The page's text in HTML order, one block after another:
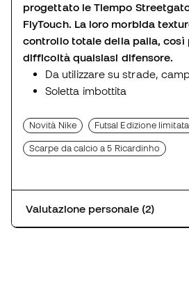
progettato le Tiempo
FlyTouch. La loro morbida
controllo totale della palla,
difficoltà qualsiasi difensore.
Da utilizzare su strade,
Soletta imbottita
Novità Nike Futsal Edizione limitata
Scarpe da calcio a 5 Ricardinho
Valutazione personale (2)